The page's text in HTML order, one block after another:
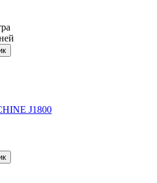
J1800